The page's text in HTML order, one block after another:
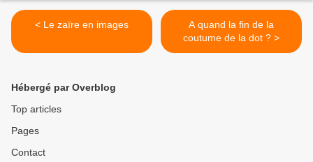
< Le zaïre en images
A quand la fin de la
coutume de la dot ? >
Hébergé par Overblog
Top articles
Pages
Contact